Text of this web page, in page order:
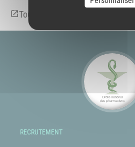
Tous Pharmaciens La revue n°11
RECRUTEMENT